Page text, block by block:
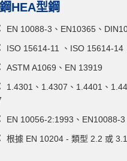
HEA型鋼
EN 10088-3、EN10365、
ISO 15614-11 、ISO 15614-14
ASTM A1069、EN 13919
1.4301、1.4307、1.4401、
EN 10056-2:1993、EN10088-3
根據 EN 10204 - 類型 2.2 或